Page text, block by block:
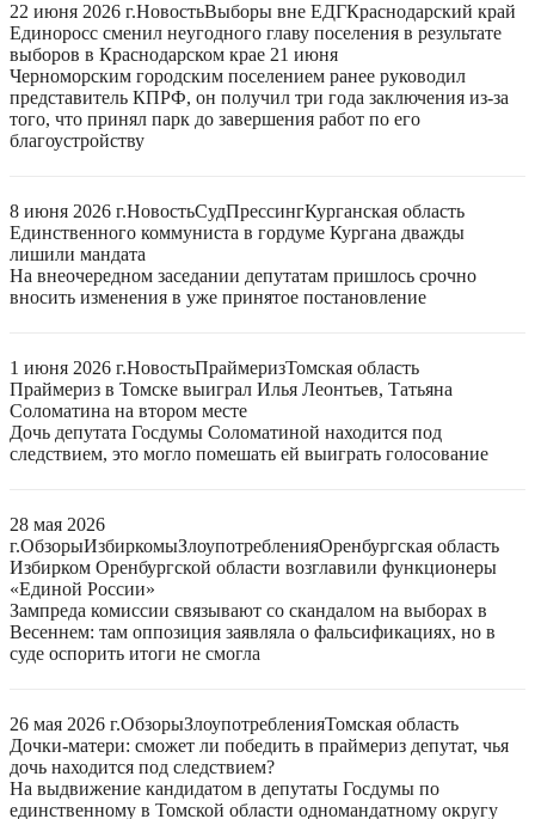
22 июня 2026 г.НовостьВыборы вне ЕДГКраснодарский край
Единоросс сменил неугодного главу поселения в результате
выборов в Краснодарском крае 21 июня
Черноморским городским поселением ранее руководил
представитель КПРФ, он получил три года заключения из-за
того, что принял парк до завершения работ по его
благоустройству
8 июня 2026 г.НовостьСудПрессингКурганская область
Единственного коммуниста в гордуме Кургана дважды
лишили мандата
На внеочередном заседании депутатам пришлось срочно
вносить изменения в уже принятое постановление
1 июня 2026 г.НовостьПраймеризТомская область
Праймериз в Томске выиграл Илья Леонтьев, Татьяна
Соломатина на втором месте
Дочь депутата Госдумы Соломатиной находится под
следствием, это могло помешать ей выиграть голосование
28 мая 2026
г.ОбзорыИзбиркомыЗлоупотребленияОренбургская область
Избирком Оренбургской области возглавили функционеры
«Единой России»
Зампреда комиссии связывают со скандалом на выборах в
Весеннем: там оппозиция заявляла о фальсификациях, но в
суде оспорить итоги не смогла
26 мая 2026 г.ОбзорыЗлоупотребленияТомская область
Дочки-матери: сможет ли победить в праймериз депутат, чья
дочь находится под следствием?
На выдвижение кандидатом в депутаты Госдумы по
единственному в Томской области одномандатному округу